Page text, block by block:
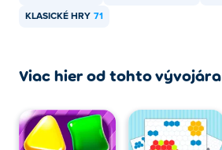
KLASICKÉ HRY 71
Viac hier od tohto vývojára